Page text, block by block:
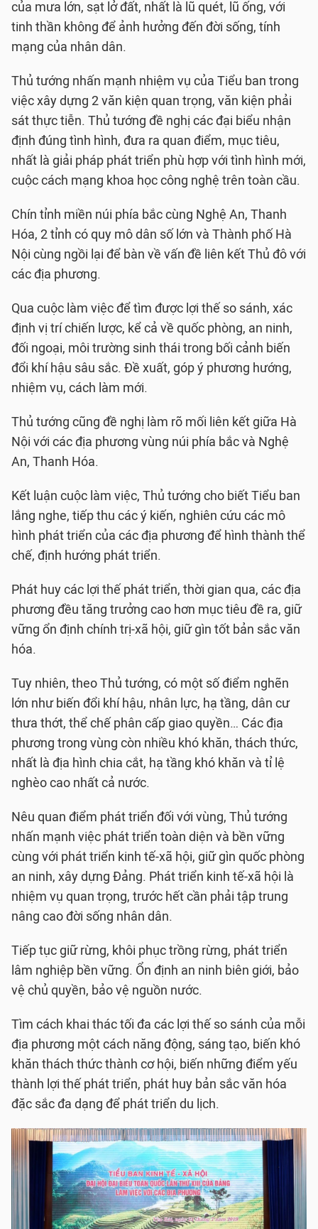
của mưa lớn, sạt lở đất, nhất là lũ quét, lũ ống, với
tinh thần không để ảnh hưởng đến đời sống, tính
mạng của nhân dân.
Thủ tướng nhấn mạnh nhiệm vụ của Tiểu ban trong
việc xây dựng 2 văn kiện quan trọng, văn kiện phải
sát thực tiễn. Thủ tướng đề nghị các đại biểu nhận
định đúng tình hình, đưa ra quan điểm, mục tiêu,
nhất là giải pháp phát triển phù hợp với tình hình mới,
cuộc cách mạng khoa học công nghệ trên toàn cầu.
Chín tỉnh miền núi phía bắc cùng Nghệ An, Thanh
Hóa, 2 tỉnh có quy mô dân số lớn và Thành phố Hà
Nội cùng ngồi lại để bàn về vấn đề liên kết Thủ đô với
các địa phương.
Qua cuộc làm việc để tìm được lợi thế so sánh, xác
định vị trí chiến lược, kể cả về quốc phòng, an ninh,
đối ngoại, môi trường sinh thái trong bối cảnh biến
đổi khí hậu sâu sắc. Đề xuất, góp ý phương hướng,
nhiệm vụ, cách làm mới.
Thủ tướng cũng đề nghị làm rõ mối liên kết giữa Hà
Nội với các địa phương vùng núi phía bắc và Nghệ
An, Thanh Hóa.
Kết luận cuộc làm việc, Thủ tướng cho biết Tiểu ban
lắng nghe, tiếp thu các ý kiến, nghiên cứu các mô
hình phát triển của các địa phương để hình thành thể
chế, định hướng phát triển.
Phát huy các lợi thế phát triển, thời gian qua, các địa
phương đều tăng trưởng cao hơn mục tiêu đề ra, giữ
vững ổn định chính trị-xã hội, giữ gìn tốt bản sắc văn
hóa.
Tuy nhiên, theo Thủ tướng, có một số điểm nghẽn
lớn như biến đổi khí hậu, nhân lực, hạ tầng, dân cư
thưa thớt, thể chế phân cấp giao quyền… Các địa
phương trong vùng còn nhiều khó khăn, thách thức,
nhất là địa hình chia cắt, hạ tầng khó khăn và tỉ lệ
nghèo cao nhất cả nước.
Nêu quan điểm phát triển đối với vùng, Thủ tướng
nhấn mạnh việc phát triển toàn diện và bền vững
cùng với phát triển kinh tế-xã hội, giữ gìn quốc phòng
an ninh, xây dựng Đảng. Phát triển kinh tế-xã hội là
nhiệm vụ quan trọng, trước hết cần phải tập trung
nâng cao đời sống nhân dân.
Tiếp tục giữ rừng, khôi phục trồng rừng, phát triển
lâm nghiệp bền vững. Ổn định an ninh biên giới, bảo
vệ chủ quyền, bảo vệ nguồn nước.
Tìm cách khai thác tối đa các lợi thế so sánh của mỗi
địa phương một cách năng động, sáng tạo, biến khó
khăn thách thức thành cơ hội, biến những điểm yếu
thành lợi thế phát triển, phát huy bản sắc văn hóa
đặc sắc đa dạng để phát triển du lịch.